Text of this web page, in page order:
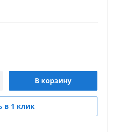
примесей. Выполнен в
в сфере ЖКХ,
В корзину
в 1 клик